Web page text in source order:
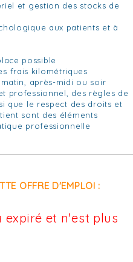
et gestion des stocks de
aux patients et à
possible
frais kilométriques
après-midi ou soir
professionnel, des règles de
que le respect des droits et
sont des éléments
professionnelle
OFFRE D'EMPLOI :
expiré et n'est plus